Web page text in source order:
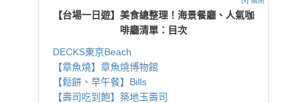
【台場一日遊】美食總整理！海景餐廳、人氣咖
啡廳清單：目次
DECKS東京Beach
【章魚燒】章魚燒博物館
【鬆餅、早午餐】Bills
【壽司吃到飽】築地玉壽司